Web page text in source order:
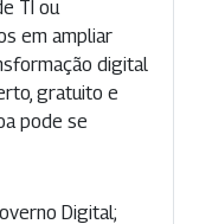
TI ou
em ampliar
digital
gratuito e
pode se
Digital;